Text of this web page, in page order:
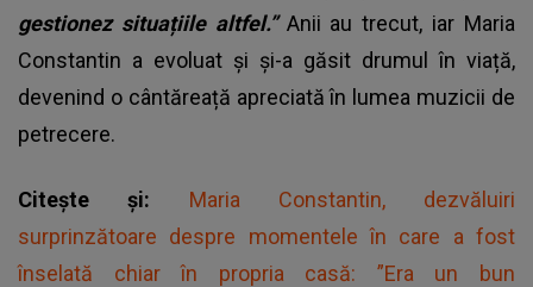
gestionez situațiile altfel.” Anii au trecut, iar Maria
Constantin a evoluat și și-a găsit drumul în viață,
devenind o cântăreață apreciată în lumea muzicii de
petrecere.
Citește și: Maria Constantin, dezvăluiri
surprinzătoare despre momentele în care a fost
înselată chiar în propria casă: ”Era un bun